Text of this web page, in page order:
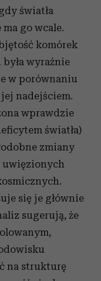
światła
go wcale.
komórek
wyraźnie
w porównaniu
nadejściem.
wprawdzie
światła)
zmiany
uwięzionych
się je głównie
sugerują, że
na strukturę